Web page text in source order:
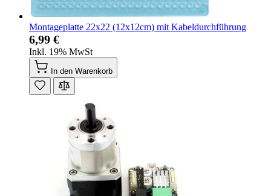
Montageplatte 22x22 (12x12cm) mit Kabeldurchführung
6,99 €
Inkl. 19% MwSt
In den Warenkorb